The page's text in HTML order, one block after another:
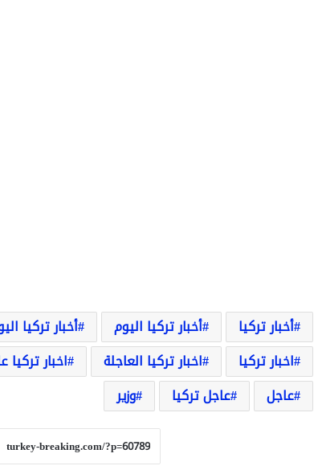
أخبار تركيا أخبار تركيا اليوم أخبار تركيا
اخبار تركيا
اخبار تركيا العاجلة اخبار تركيا
عاجل
عاجل تركيا وزير